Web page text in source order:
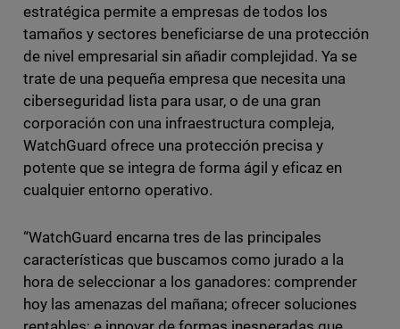
estratégica permite a empresas de todos los
tamaños y sectores beneficiarse de una protección
de nivel empresarial sin añadir complejidad. Ya se
trate de una pequeña empresa que necesita una
ciberseguridad lista para usar, o de una gran
corporación con una infraestructura compleja,
WatchGuard ofrece una protección precisa y
potente que se integra de forma ágil y eficaz en
cualquier entorno operativo.
“WatchGuard encarna tres de las principales
características que buscamos como jurado a la
hora de seleccionar a los ganadores: comprender
hoy las amenazas del mañana; ofrecer soluciones